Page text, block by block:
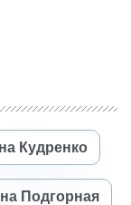
Кудренко
Подгорная